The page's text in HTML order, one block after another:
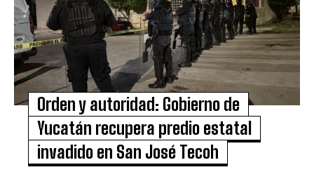
Orden y autoridad: Gobierno de
Yucatán recupera predio estatal
invadido en San José Tecoh